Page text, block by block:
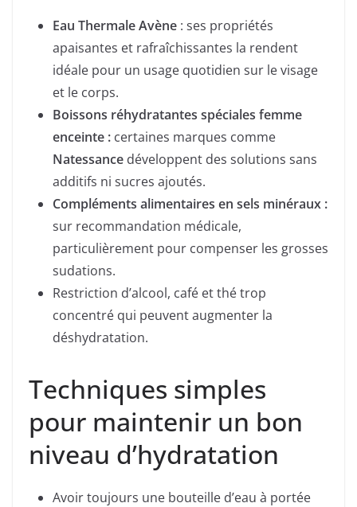
Eau Thermale Avène : ses propriétés
apaisantes et rafraîchissantes la rendent
idéale pour un usage quotidien sur le visage
et le corps.
Boissons réhydratantes spéciales femme
enceinte : certaines marques comme
Natessance développent des solutions sans
additifs ni sucres ajoutés.
Compléments alimentaires en sels minéraux :
sur recommandation médicale,
particulièrement pour compenser les grosses
sudations.
Restriction d’alcool, café et thé trop
concentré qui peuvent augmenter la
déshydratation.
Techniques simples
pour maintenir un bon
niveau d’hydratation
Avoir toujours une bouteille d’eau à portée